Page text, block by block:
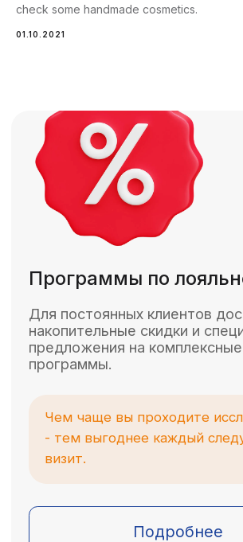
check some handmade cosmetics.
01.10.2021
телефоны и способы
связи
Оставьте заявку
+996
Нажимая на кнопку, вы даете согласие на
соглашаетесь c